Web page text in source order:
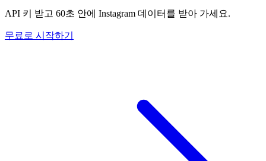
API 키 받고 60초 안에 Instagram 데이터를 받아 가세요.
무료로 시작하기